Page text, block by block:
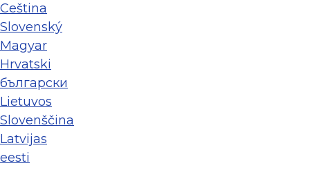
Ceština
Slovenský
Magyar
Hrvatski
български
Lietuvos
Slovenščina
Latvijas
eesti